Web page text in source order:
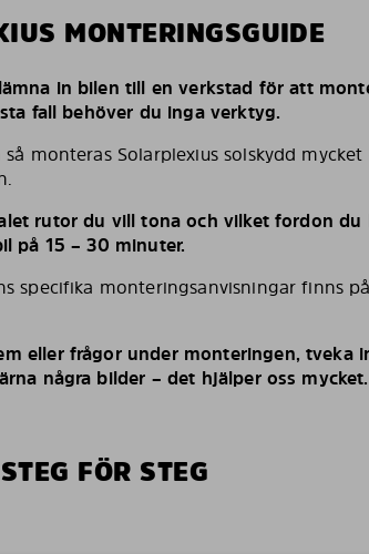
MONTERINGSGUIDE
in bilen till en verkstad för att
fall behöver du inga verktyg.
monteras Solarplexius solskydd mycket
rutor du vill tona och vilket fordon du
på 15 – 30 minuter.
specifika monteringsanvisningar finns
eller frågor under monteringen, tveka
några bilder – det hjälper oss mycket.
FÖR STEG